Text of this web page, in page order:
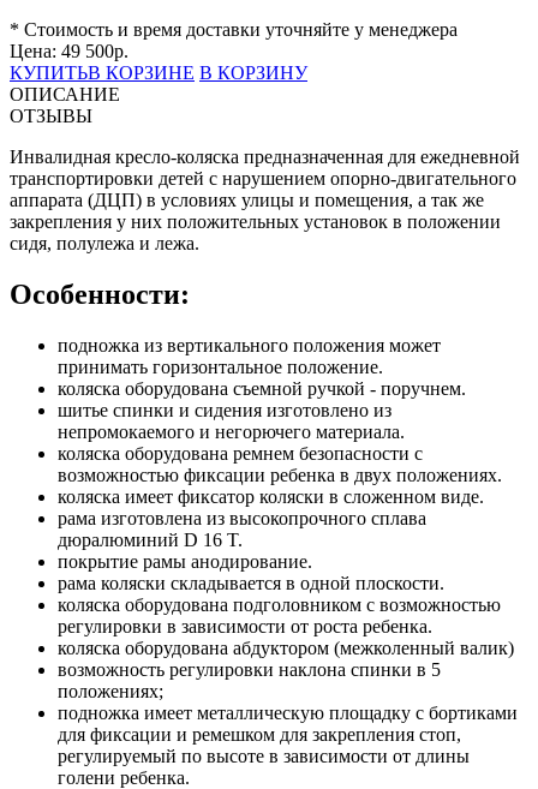
* Стоимость и время доставки уточняйте у менеджера
Цена: 49 500р.
КУПИТЬВ КОРЗИНЕ В КОРЗИНУ
ОПИСАНИЕ
ОТЗЫВЫ
Инвалидная кресло-коляска предназначенная для ежедневной
транспортировки детей с нарушением опорно-двигательного
аппарата (ДЦП) в условиях улицы и помещения, а так же
закрепления у них положительных установок в положении
сидя, полулежа и лежа.
Особенности:
подножка из вертикального положения может
принимать горизонтальное положение.
коляска оборудована съемной ручкой - поручнем.
шитье спинки и сидения изготовлено из
непромокаемого и негорючего материала.
коляска оборудована ремнем безопасности с
возможностью фиксации ребенка в двух положениях.
коляска имеет фиксатор коляски в сложенном виде.
рама изготовлена из высокопрочного сплава
дюралюминий D 16 T.
покрытие рамы анодирование.
рама коляски складывается в одной плоскости.
коляска оборудована подголовником с возможностью
регулировки в зависимости от роста ребенка.
коляска оборудована абдуктором (межколенный валик)
возможность регулировки наклона спинки в 5
положениях;
подножка имеет металлическую площадку с бортиками
для фиксации и ремешком для закрепления стоп,
регулируемый по высоте в зависимости от длины
голени ребенка.